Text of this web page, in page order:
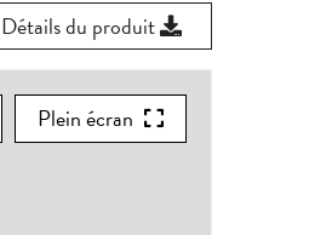
Détails du produit